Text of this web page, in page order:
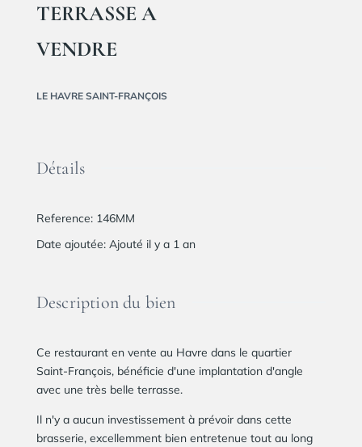
TERRASSE A
VENDRE
LE HAVRE SAINT-FRANÇOIS
Détails
Reference: 146MM
Date ajoutée: Ajouté il y a 1 an
Description du bien
Ce restaurant en vente au Havre dans le quartier
Saint-François, bénéficie d'une implantation d'angle
avec une très belle terrasse.
Il n'y a aucun investissement à prévoir dans cette
brasserie, excellemment bien entretenue tout au long